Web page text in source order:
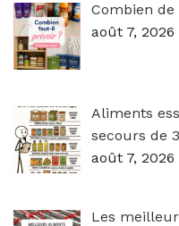
Combien
août 7, 2026
Aliments
secours de
août 7, 2026
Les